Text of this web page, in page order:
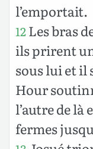
l’emportait.
12Les bras
ils prirent
sous lui et il
Hour
l’autre de là
fermes